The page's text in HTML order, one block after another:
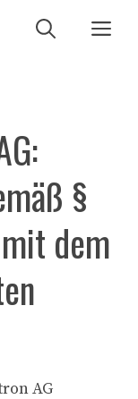
§
dem
AG